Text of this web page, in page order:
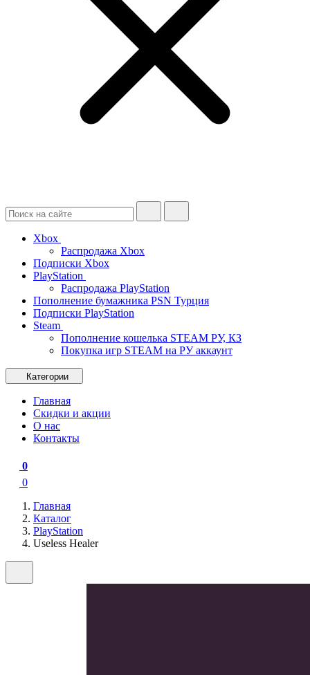
Xbox
Распродажа Xbox
Подписки Xbox
PlayStation
Распродажа PlayStation
Пополнение бумажника PSN Турция
Подписки PlayStation
Steam
Пополнение кошелька STEAM РУ, КЗ
Покупка игр STEAM на РУ аккаунт
Категории
Главная
Скидки и акции
О нас
Контакты
0
0
Главная
Каталог
PlayStation
Useless Healer